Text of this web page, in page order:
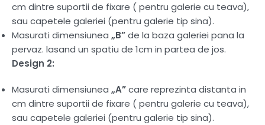
cm dintre suportii de fixare ( pentru galerie cu teava),
sau capetele galeriei (pentru galerie tip sina).
Masurati dimensiunea „B”de la baza galeriei pana la
pervaz. lasand un spatiu de 1cm in partea de jos.
Design 2:
Masurati dimensiunea „A”care reprezinta distanta in
cm dintre suportii de fixare ( pentru galerie cu teava),
sau capetele galeriei (pentru galerie tip sina).